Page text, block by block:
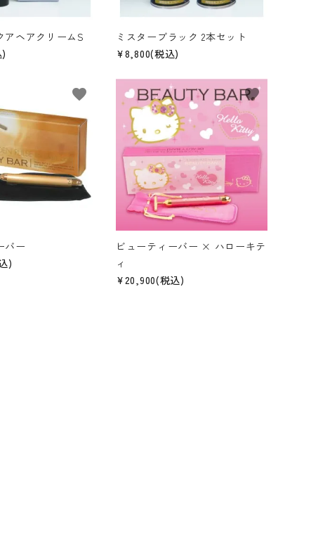
アヘアクリームS
ミスターブラック 2本セット
¥8,800(税込)
バー
)
favorite
ビューティーバー × ハローキテ
ィ
¥20,900(税込)
favorite